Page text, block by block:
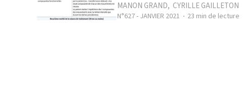
MANON GRAND, CYRILLE GAILLETON
N°627 - JANVIER 2021 23 min de lecture